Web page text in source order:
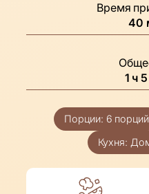
Время
40
1час
ч 5
Порции: 6 порций
Кухня: